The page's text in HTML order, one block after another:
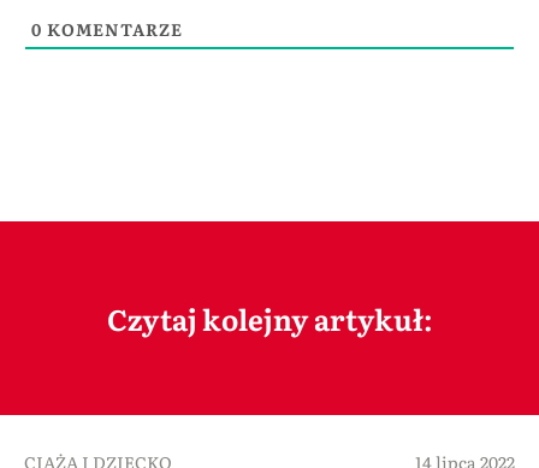
0 KOMENTARZE
Czytaj kolejny artykuł:
CIĄŻA I DZIECKO 14 lipca 2022